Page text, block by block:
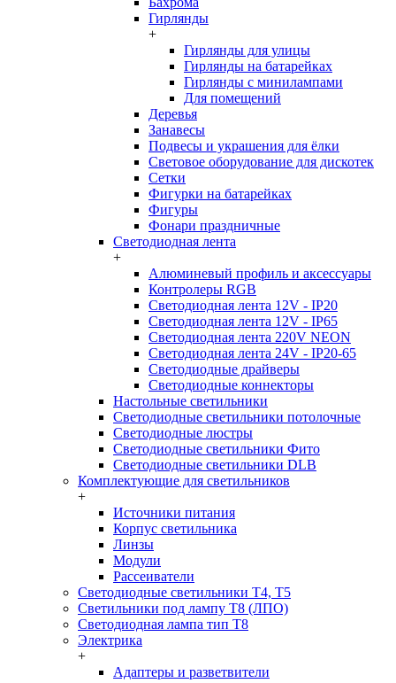
Гирлянды
+
Гирлянды для улицы
Гирлянды на батарейках
Гирлянды с минилампами
Для помещений
Деревья
Занавесы
Подвесы и украшения для ёлки
Световое оборудование для дискотек
Сетки
Фигурки на батарейках
Фигуры
Фонари праздничные
Светодиодная лента
+
Алюминевый профиль и аксессуары
Контролеры RGB
Светодиодная лента 12V - IP20
Светодиодная лента 12V - IP65
Светодиодная лента 220V NEON
Светодиодная лента 24V - IP20-65
Светодиодные драйверы
Светодиодные коннекторы
Настольные светильники
Светодиодные светильники потолочные
Светодиодные люстры
Светодиодные светильники Фито
Светодиодные светильники DLB
Комплектующие для светильников
+
Источники питания
Корпус светильника
Линзы
Модули
Рассеиватели
Светодиодные светильники T4, T5
Светильники под лампу Т8 (ЛПО)
Светодиодная лампа тип T8
Электрика
+
Адаптеры и разветвители